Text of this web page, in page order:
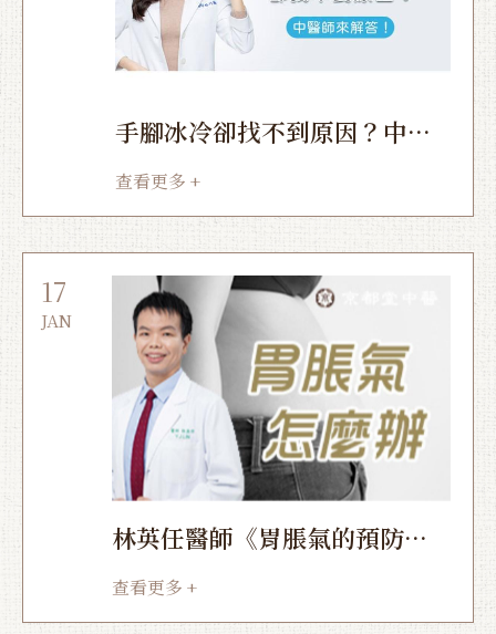
手腳冰冷卻找不到原因？中醫
師來解答！
查看更多 +
17
JAN
林英任醫師《胃脹氣的預防保
養》
查看更多 +